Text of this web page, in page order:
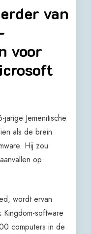
van
voor
Jemenitische
als de brein
Hij zou
op
wordt ervan
software
computers in de